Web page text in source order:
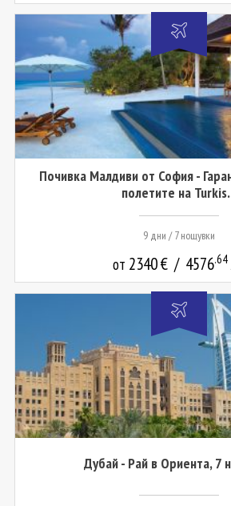
Почивка Малдиви от София -
полетите на
9 дни / 7 нощувки
от 2340€ / 4576.64
Дубай - Рай в Ориента, 7